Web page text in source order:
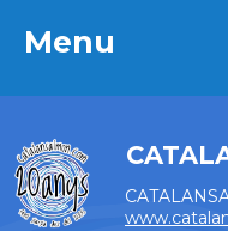
Menu
Menu